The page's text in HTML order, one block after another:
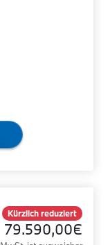
Kürzlich reduziert
79.590,00€